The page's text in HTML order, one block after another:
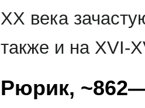
XX века
также и на XVI-
Рюрик,